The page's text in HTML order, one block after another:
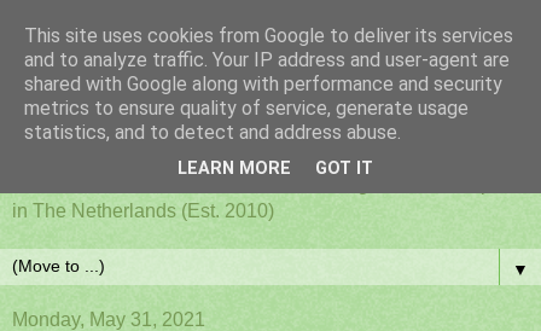
PAFF - Ham Radio & Flora
and Fauna Netherlands
in The Netherlands (Est. 2010)
▼
Monday, May 31, 2021
This site uses cookies from Google to deliver its services
and to analyze traffic. Your IP address and user-agent are
shared with Google along with performance and security
metrics to ensure quality of service, generate usage
statistics, and to detect and address abuse.
LEARN MORE GOT IT